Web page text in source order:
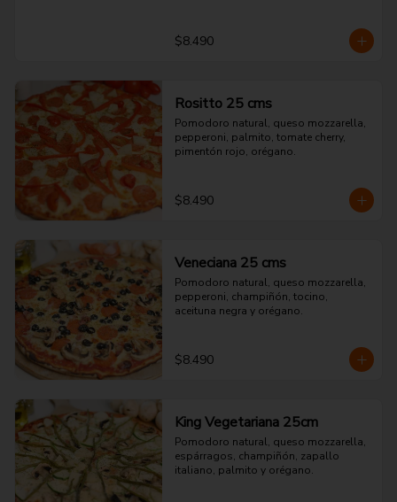
$8.490
Rositto 25 cms
Pomodoro natural, queso mozzarella,
pepperoni, palmito, tomate cherry,
pimentón rojo, orégano.
$8.490
Veneciana 25 cms
Pomodoro natural, queso mozzarella,
pepperoni, champiñón, tocino,
aceituna negra y orégano.
$8.490
King Vegetariana 25cm
Pomodoro natural, queso mozzarella,
espárragos, champiñón, zapallo
italiano, palmito y orégano.